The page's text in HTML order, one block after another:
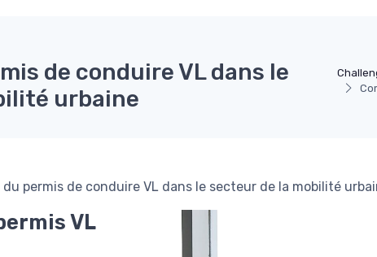
de conduire VL dans le
urbaine
permis de conduire VL dans le secteur de la mobilité
VL